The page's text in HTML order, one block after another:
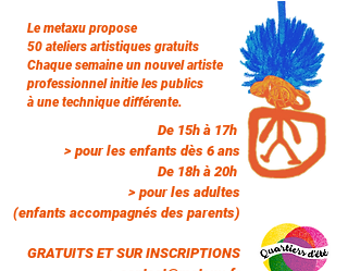
Le metaxu propose
50 ateliers artistiques gratuits
Chaque semaine un nouvel artiste
professionnel initie les publics
à une technique différente.
De 15h à 17h
> pour les enfants dès 6 ans
De 18h à 20h
> pour les adultes
(enfants accompagnés des parents)
GRATUITS ET SUR INSCRIPTIONS